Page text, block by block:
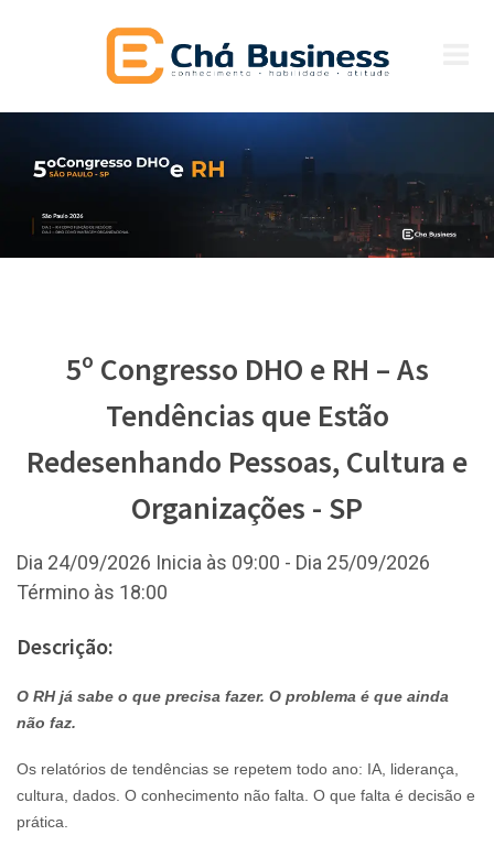
5º Congresso DHO e RH – As
Tendências que Estão
Redesenhando Pessoas, Cultura e
Organizações - SP
Dia 24/09/2026 Inicia às 09:00 - Dia 25/09/2026
Término às 18:00
Descrição:
O RH já sabe o que precisa fazer. O problema é que ainda
não faz.
Os relatórios de tendências se repetem todo ano: IA, liderança,
cultura, dados. O conhecimento não falta. O que falta é decisão e
prática.